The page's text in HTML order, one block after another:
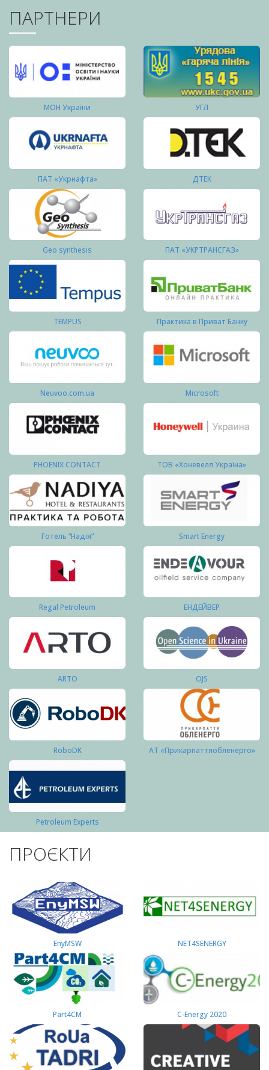
ПАРТНЕРИ
МОН України УГЛ
ПАТ «Укрнафта» ДТЕК
Geo synthesis ПАТ «УКРТРАНСГАЗ»
TEMPUS Практика в Приват Банку
Neuvoo.com.ua Microsoft
PHOENIX CONTACT ТОВ «Хоневелл Україна»
Готель “Надія” Smart Energy
Regal Petroleum ЕНДЕЙВЕР
ARTO OJS
RoboDK АТ «Прикарпаттяобленерго»
Petroleum Experts
ПРОЄКТИ
EnyMSW NET4SENERGY
Part4СМ C-Energy 2020